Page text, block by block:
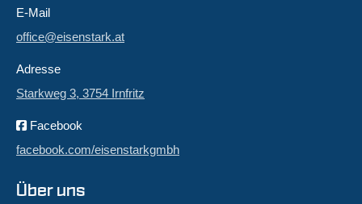
E-Mail
office@eisenstark.at
Adresse
Starkweg 3, 3754 Irnfritz
Facebook
facebook.com/eisenstarkgmbh
Über uns